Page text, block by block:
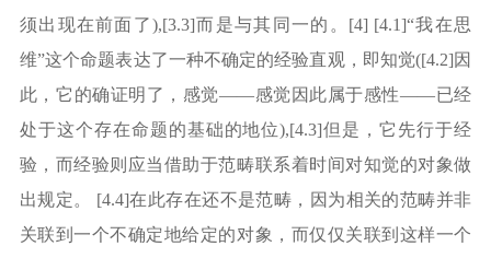
须出现在前面了),[3.3]而是与其同一的。[4] [4.1]“我在思
维”这个命题表达了一种不确定的经验直观，即知觉([4.2]因
此，它的确证明了，感觉——感觉因此属于感性——已经
处于这个存在命题的基础的地位),[4.3]但是，它先行于经
验，而经验则应当借助于范畴联系着时间对知觉的对象做
出规定。 [4.4]在此存在还不是范畴，因为相关的范畴并非
关联到一个不确定地给定的对象，而仅仅关联到这样一个